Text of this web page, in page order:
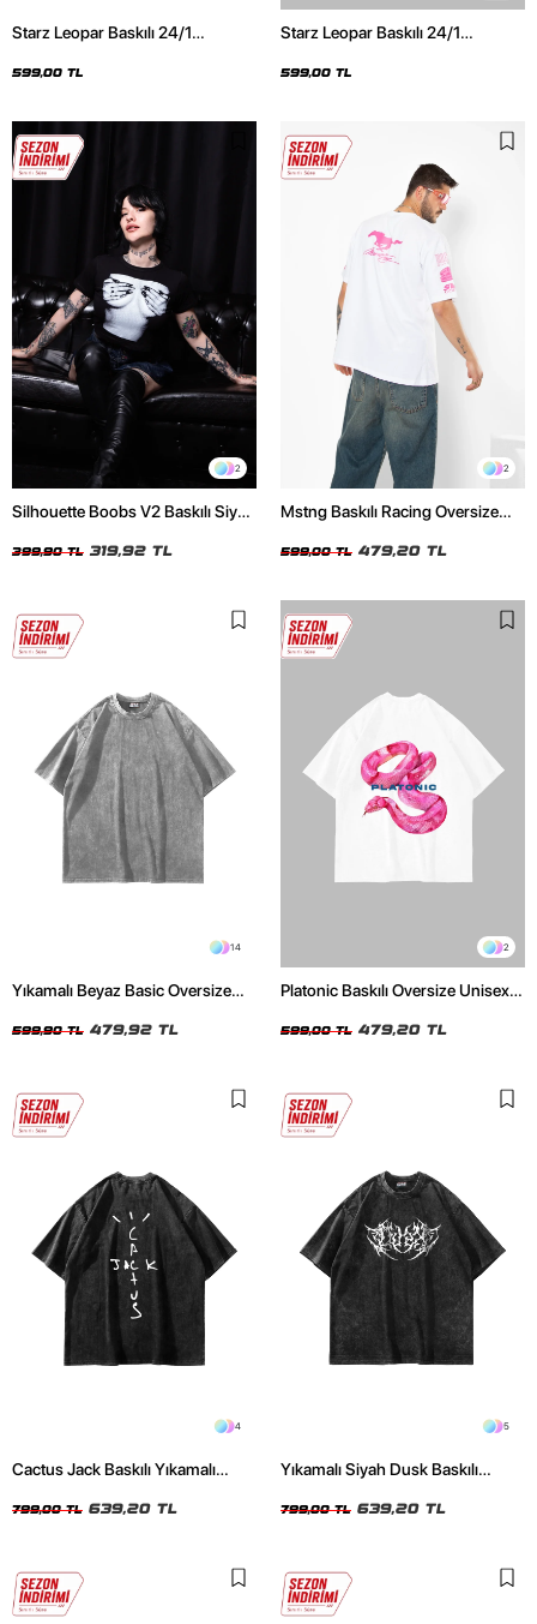
Starz Leopar Baskılı 24/1
599,00 TL
Starz Leopar Baskılı 24/1
599,00 TL
2
Silhouette Boobs V2 Baskılı Siyah
399,90 TL 319,92 TL
2
Mstng Baskılı Racing Oversize
599,00 TL 479,20 TL
14
Yıkamalı Beyaz Basic Oversize
599,90 TL 479,92 TL
2
Platonic Baskılı Oversize Unisex
599,00 TL 479,20 TL
4
Cactus Jack Baskılı Yıkamalı
799,00 TL 639,20 TL
5
Yıkamalı Siyah Dusk Baskılı
799,00 TL 639,20 TL